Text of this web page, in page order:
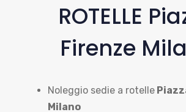
ROTELLE
Firenze
Noleggio sedie a rotelle
Milano